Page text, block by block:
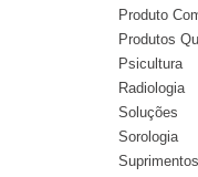
Produto
Produtos
Psicultura
Radiologia
Soluções
Sorologia
Suprimentos